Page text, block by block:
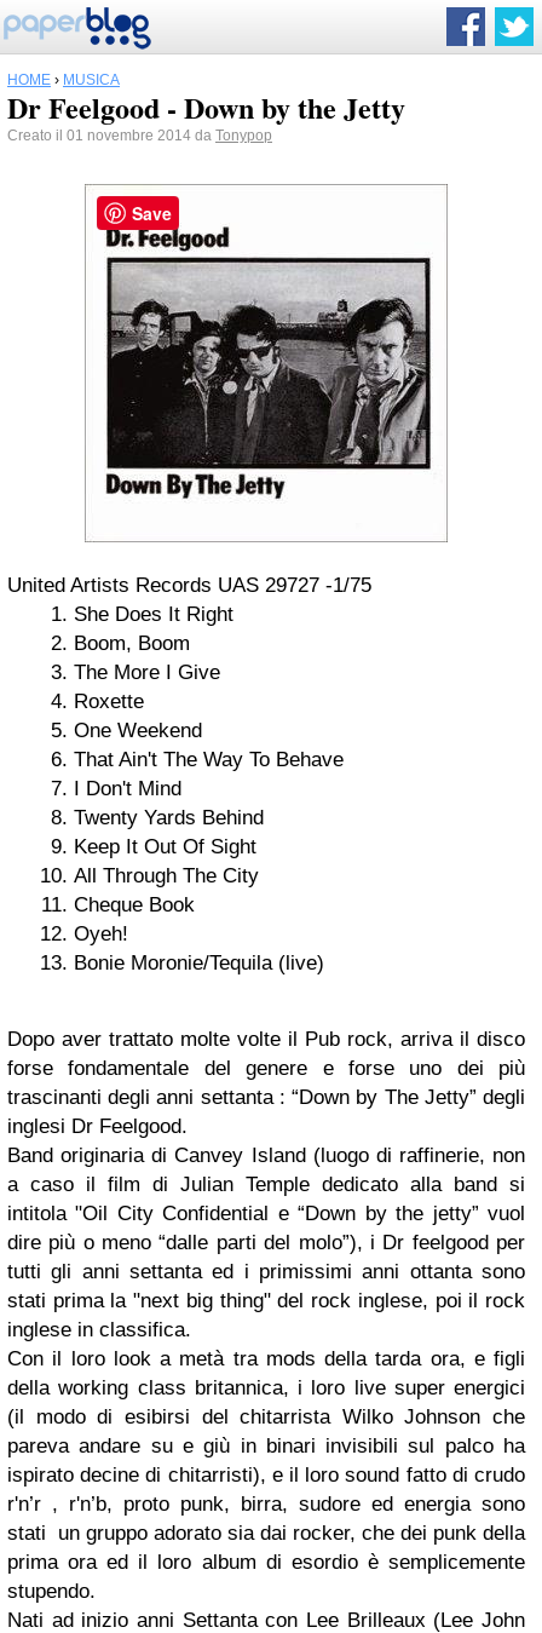
HOME › MUSICA
Dr Feelgood - Down by the Jetty
Creato il 01 novembre 2014 da Tonypop
United Artists Records UAS 29727 -1/75
She Does It Right
Boom, Boom
The More I Give
Roxette
One Weekend
That Ain't The Way To Behave
I Don't Mind
Twenty Yards Behind
Keep It Out Of Sight
All Through The City
Cheque Book
Oyeh!
Bonie Moronie/Tequila (live)
Dopo aver trattato molte volte il Pub rock, arriva il disco
forse fondamentale del genere e forse uno dei più
trascinanti degli anni settanta : “Down by The Jetty” degli
inglesi Dr Feelgood.
Band originaria di Canvey Island (luogo di raffinerie, non
a caso il film di Julian Temple dedicato alla band si
intitola "Oil City Confidential e “Down by the jetty” vuol
dire più o meno “dalle parti del molo”), i Dr feelgood per
tutti gli anni settanta ed i primissimi anni ottanta sono
stati prima la "next big thing" del rock inglese, poi il rock
inglese in classifica.
Con il loro look a metà tra mods della tarda ora, e figli
della working class britannica, i loro live super energici
(il modo di esibirsi del chitarrista Wilko Johnson che
pareva andare su e giù in binari invisibili sul palco ha
ispirato decine di chitarristi), e il loro sound fatto di crudo
r'n’r , r'n’b, proto punk, birra, sudore ed energia sono
stati un gruppo adorato sia dai rocker, che dei punk della
prima ora ed il loro album di esordio è semplicemente
stupendo.
Nati ad inizio anni Settanta con Lee Brilleaux (Lee John
Save